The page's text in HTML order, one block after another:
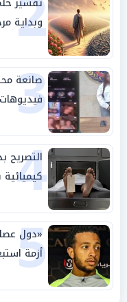
وبداية
3
صانعة
4
التصريح
5
«دول
أزمة